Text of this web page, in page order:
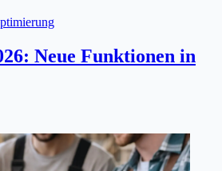
Neue Funktionen in